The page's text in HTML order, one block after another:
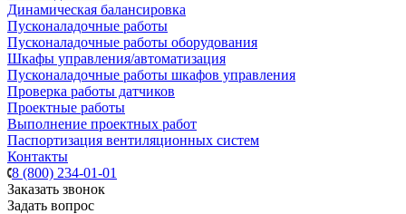
Динамическая балансировка
Пусконаладочные работы
Пусконаладочные работы оборудования
Шкафы управления/автоматизация
Пусконаладочные работы шкафов управления
Проверка работы датчиков
Проектные работы
Выполнение проектных работ
Паспортизация вентиляционных систем
Контакты
8 (800) 234-01-01
Заказать звонок
Задать вопрос